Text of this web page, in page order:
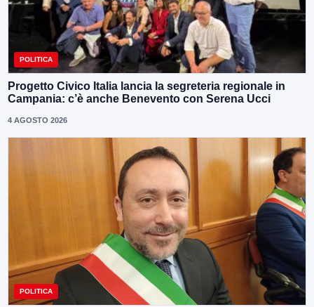
POLITICA
Progetto Civico Italia lancia la segreteria regionale in
Campania: c’è anche Benevento con Serena Ucci
4 AGOSTO 2026
POLITICA